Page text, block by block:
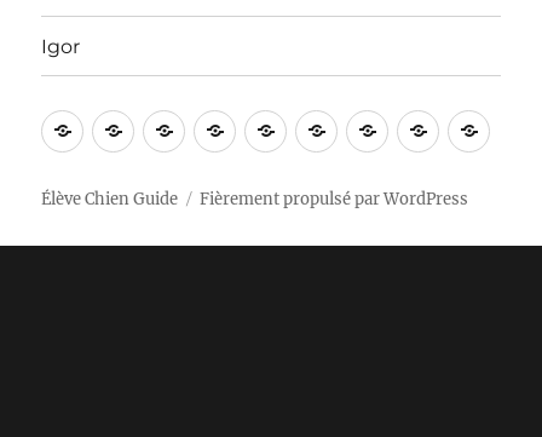
Igor
Bienvenue
VidéosApprentissages
Nos In
ContactConseils
à
Podcasts
Igor
Élève Chien Guide Fièrement propulsé par WordPress